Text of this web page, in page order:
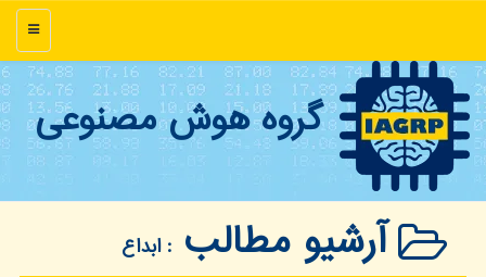
منو
گروه هوش مصنوعی
آرشیو مطالب : ابداع